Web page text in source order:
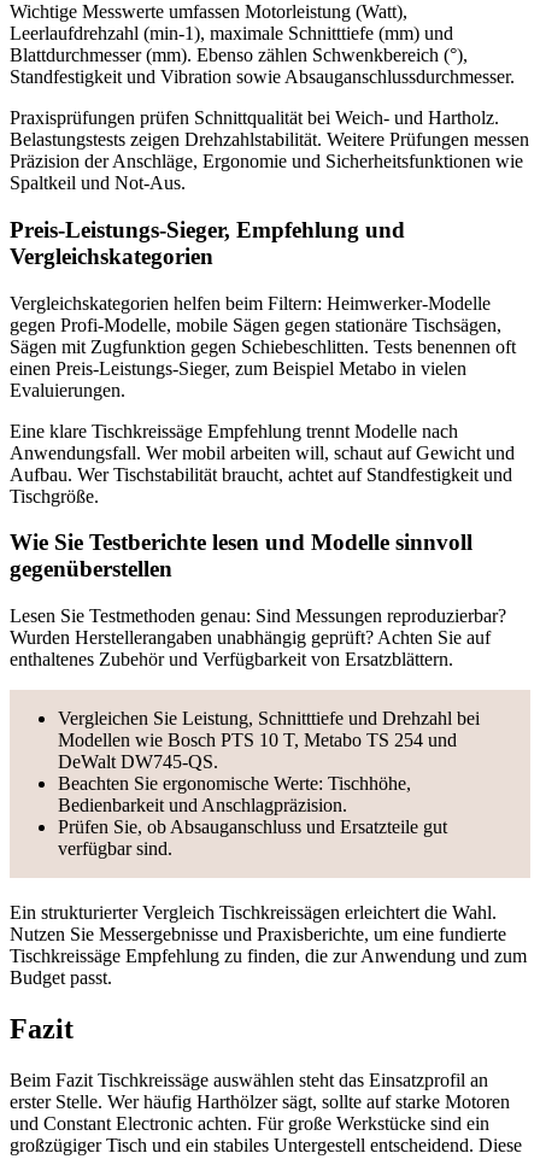
Wichtige Messwerte umfassen Motorleistung (Watt),
Leerlaufdrehzahl (min-1), maximale Schnitttiefe (mm) und
Blattdurchmesser (mm). Ebenso zählen Schwenkbereich (°),
Standfestigkeit und Vibration sowie Absauganschlussdurchmesser.
Praxisprüfungen prüfen Schnittqualität bei Weich- und Hartholz.
Belastungstests zeigen Drehzahlstabilität. Weitere Prüfungen messen
Präzision der Anschläge, Ergonomie und Sicherheitsfunktionen wie
Spaltkeil und Not-Aus.
Preis-Leistungs-Sieger, Empfehlung und
Vergleichskategorien
Vergleichskategorien helfen beim Filtern: Heimwerker-Modelle
gegen Profi-Modelle, mobile Sägen gegen stationäre Tischsägen,
Sägen mit Zugfunktion gegen Schiebeschlitten. Tests benennen oft
einen Preis-Leistungs-Sieger, zum Beispiel Metabo in vielen
Evaluierungen.
Eine klare Tischkreissäge Empfehlung trennt Modelle nach
Anwendungsfall. Wer mobil arbeiten will, schaut auf Gewicht und
Aufbau. Wer Tischstabilität braucht, achtet auf Standfestigkeit und
Tischgröße.
Wie Sie Testberichte lesen und Modelle sinnvoll
gegenüberstellen
Lesen Sie Testmethoden genau: Sind Messungen reproduzierbar?
Wurden Herstellerangaben unabhängig geprüft? Achten Sie auf
enthaltenes Zubehör und Verfügbarkeit von Ersatzblättern.
Vergleichen Sie Leistung, Schnitttiefe und Drehzahl bei
Modellen wie Bosch PTS 10 T, Metabo TS 254 und
DeWalt DW745-QS.
Beachten Sie ergonomische Werte: Tischhöhe,
Bedienbarkeit und Anschlagpräzision.
Prüfen Sie, ob Absauganschluss und Ersatzteile gut
verfügbar sind.
Ein strukturierter Vergleich Tischkreissägen erleichtert die Wahl.
Nutzen Sie Messergebnisse und Praxisberichte, um eine fundierte
Tischkreissäge Empfehlung zu finden, die zur Anwendung und zum
Budget passt.
Fazit
Beim Fazit Tischkreissäge auswählen steht das Einsatzprofil an
erster Stelle. Wer häufig Harthölzer sägt, sollte auf starke Motoren
und Constant Electronic achten. Für große Werkstücke sind ein
großzügiger Tisch und ein stabiles Untergestell entscheidend. Diese